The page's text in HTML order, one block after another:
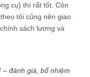
cụ) thì rất tốt. Còn
tôi cũng nên giao
sách lương và
đánh giá, bổ nhiệm